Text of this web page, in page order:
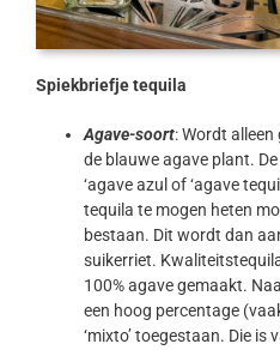
Spiekbriefje tequila
Agave-soort: Wordt alleen
de blauwe agave plant.
‘agave azul of ‘agave
tequila te mogen heten
bestaan. Dit wordt dan
suikerriet.
100% agave gemaakt.
een hoog percentage
‘mixto’ toegestaan. Die is